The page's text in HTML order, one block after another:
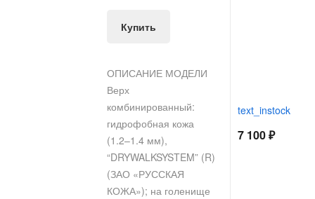
Купить
ОПИСАНИЕ МОДЕЛИ
Верх
комбинированный:
гидрофобная кожа
(1.2–1.4 мм),
“DRYWALKSYSTEM” (R)
(ЗАО «РУССКАЯ
КОЖА»); на голенище
text_instock
7 100 ₽